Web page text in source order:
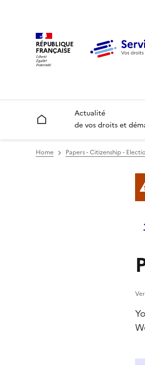
RÉPUBLIQUE
FRANÇAISE
Accueil
Actualité
de vos droits et
Home Papers - Citizenship -